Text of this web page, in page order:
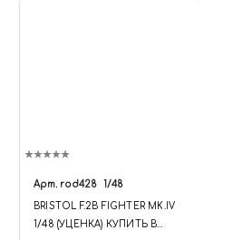
Арт. rod428 1/48
BRISTOL F.2B FIGHTER MK.IV
1/48 (УЦЕНКА) КУПИТЬ В